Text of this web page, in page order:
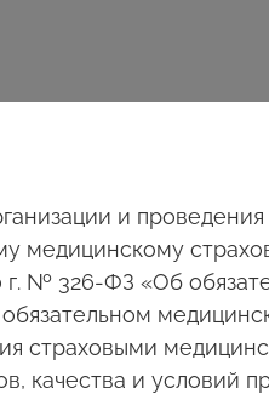
и
медицинскому
г. № 326-ФЗ «Об
страховыми
качества и